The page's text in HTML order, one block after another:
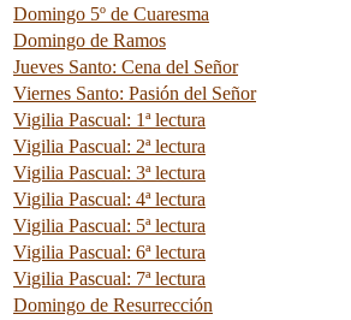
Domingo 5º de Cuaresma
Domingo de Ramos
Jueves Santo: Cena del Señor
Viernes Santo: Pasión del Señor
Vigilia Pascual: 1ª lectura
Vigilia Pascual: 2ª lectura
Vigilia Pascual: 3ª lectura
Vigilia Pascual: 4ª lectura
Vigilia Pascual: 5ª lectura
Vigilia Pascual: 6ª lectura
Vigilia Pascual: 7ª lectura
Domingo de Resurrección